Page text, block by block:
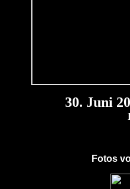
30. Juni
Fotos